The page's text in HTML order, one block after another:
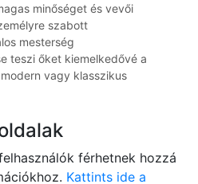
minőséget és vevői
szabott
mesterség
teszi őket kiemelkedővé a
vagy klasszikus
férhetnek hozzá
Kattints ide a